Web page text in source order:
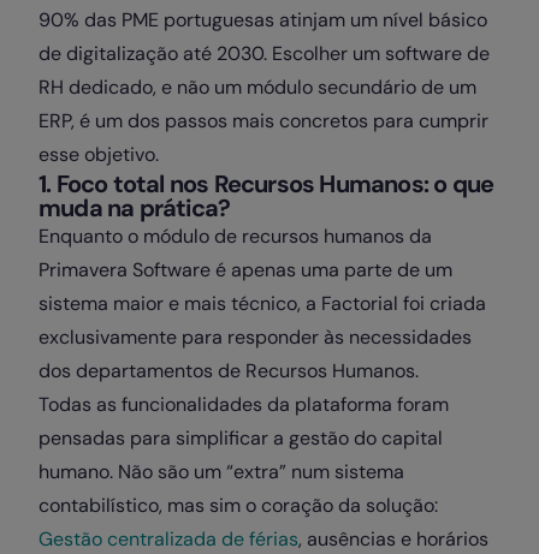
90% das PME portuguesas atinjam um nível básico
de digitalização até 2030. Escolher um software de
RH dedicado, e não um módulo secundário de um
ERP, é um dos passos mais concretos para cumprir
esse objetivo.
1. Foco total nos Recursos Humanos: o que
muda na prática?
Enquanto o módulo de recursos humanos da
Primavera Software é apenas uma parte de um
sistema maior e mais técnico, a Factorial foi criada
exclusivamente para responder às necessidades
dos departamentos de Recursos Humanos.
Todas as funcionalidades da plataforma foram
pensadas para simplificar a gestão do capital
humano. Não são um “extra” num sistema
contabilístico, mas sim o coração da solução:
Gestão centralizada de férias, ausências e horários